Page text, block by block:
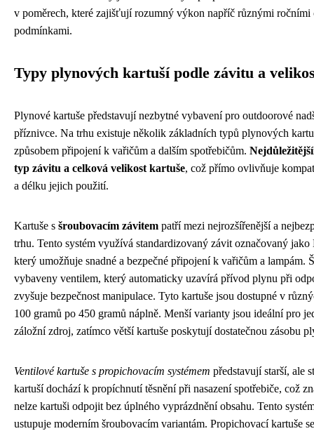
v poměrech, které zajišťují rozumný výkon napříč různými
podmínkami.
Typy plynových kartuší podle závitu a
Plynové kartuše představují nezbytné vybavení pro outdoorové
příznivce. Na trhu existuje několik základních typů plynových
způsobem připojení k vařičům a dalším spotřebičům.
typ závitu a celková velikost kartuše, což přímo ovlivňuje
a délku jejich použití.
Kartuše s šroubovacím závitem patří mezi nejrozšířenější a
trhu. Tento systém využívá standardizovaný závit označovaný
který umožňuje snadné a bezpečné připojení k vařičům a lampám.
vybaveny ventilem, který automaticky uzavírá přívod plynu při
zvyšuje bezpečnost manipulace. Tyto kartuše jsou dostupné v
100 gramů po 450 gramů náplně. Menší varianty jsou ideální pro
záložní zdroj, zatímco větší kartuše poskytují dostatečnou zásobu
Ventilové kartuše s propichovacím systémem představují starší, ale
kartuší dochází k propíchnutí těsnění při nasazení spotřebiče, což
nelze kartuši odpojit bez úplného vyprázdnění obsahu. Tento
ustupuje moderním šroubovacím variantám. Propichovací kartuše